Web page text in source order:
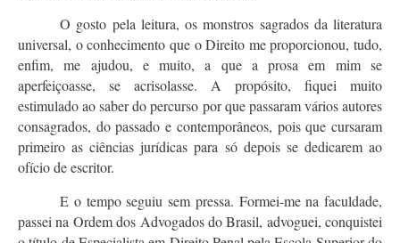
O gosto pela leitura, os monstros sagrados da literatura
universal, o conhecimento que o Direito me proporcionou, tudo,
enfim, me ajudou, e muito, a que a prosa em mim se
aperfeiçoasse, se acrisolasse. A propósito, fiquei muito
estimulado ao saber do percurso por que passaram vários autores
consagrados, do passado e contemporâneos, pois que cursaram
primeiro as ciências jurídicas para só depois se dedicarem ao
ofício de escritor.
E o tempo seguiu sem pressa. Formei-me na faculdade,
passei na Ordem dos Advogados do Brasil, advoguei, conquistei